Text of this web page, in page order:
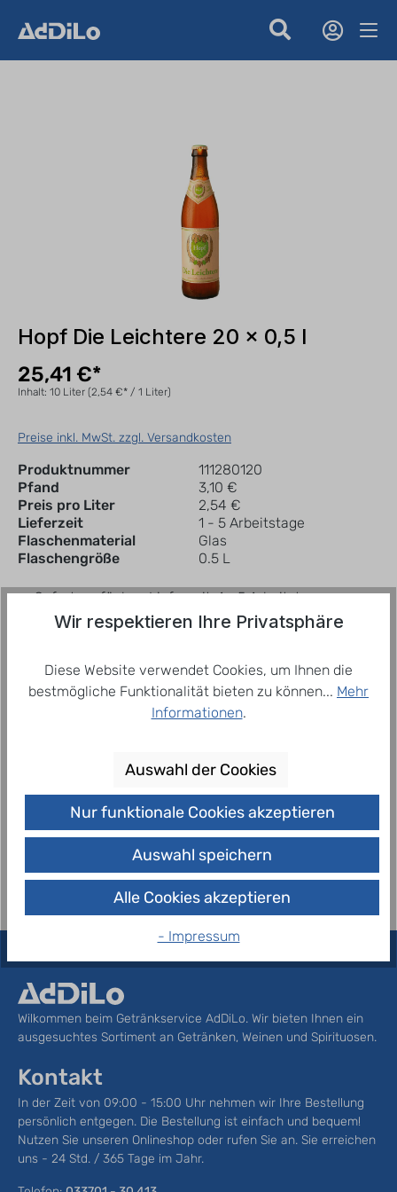
Hopf Die Leichtere 20 x 0,5 l
25,41 €*
Inhalt: 10 Liter (2,54 €* / 1 Liter)
Preise inkl. MwSt. zzgl. Versandkosten
Produktnummer
111280120
Pfand
3,10 €
Preis pro Liter
2,54 €
Lieferzeit
1 - 5 Arbeitstage
Flaschenmaterial
Glas
Flaschengröße
0.5 L
Sofort verfügbar, Lieferzeit: 1 - 5 Arbeitstage
Zum Merkzettel hinzufügen
Leicht und spritzig schmeckt sie allen, die im
Verhältnis zur Hellen Weißen ca. 40 % weniger
Alkohol bevorzugen, aber sich d…Mehr
Wilkommen beim Getränkservice AdDiLo. Wir bieten Ihnen ein
ausgesuchtes Sortiment an Getränken, Weinen und Spirituosen.
Kontakt
In der Zeit von 09:00 - 15:00 Uhr nehmen wir Ihre Bestellung
persönlich entgegen. Die Bestellung ist einfach und bequem!
Nutzen Sie unseren Onlineshop oder rufen Sie an. Sie erreichen
uns - 24 Std. / 365 Tage im Jahr.
Wir respektieren Ihre Privatsphäre
Diese Website verwendet Cookies, um Ihnen die
bestmögliche Funktionalität bieten zu können... Mehr
Informationen.
Auswahl der Cookies
Nur funktionale Cookies akzeptieren
Auswahl speichern
Alle Cookies akzeptieren
- Impressum